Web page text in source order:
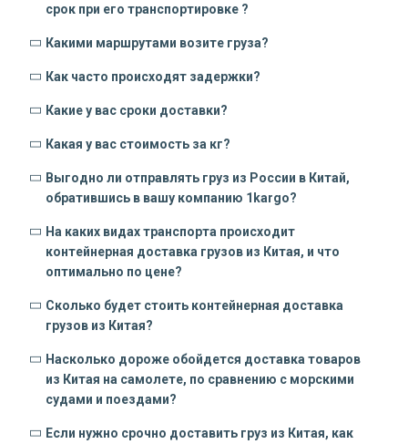
срок при его транспортировке ?
Какими маршрутами возите груза?
Как часто происходят задержки?
Какие у вас сроки доставки?
Какая у вас стоимость за кг?
Выгодно ли отправлять груз из России в Китай,
обратившись в вашу компанию 1kargo?
На каких видах транспорта происходит
контейнерная доставка грузов из Китая, и что
оптимально по цене?
Сколько будет стоить контейнерная доставка
грузов из Китая?
Насколько дороже обойдется доставка товаров
из Китая на самолете, по сравнению с морскими
судами и поездами?
Если нужно срочно доставить груз из Китая, как